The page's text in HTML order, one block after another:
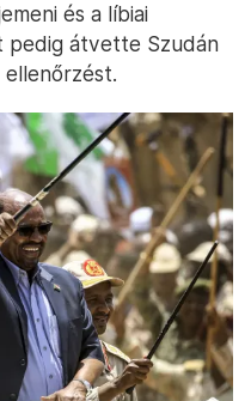
és a líbiai
pedig átvette Szudán